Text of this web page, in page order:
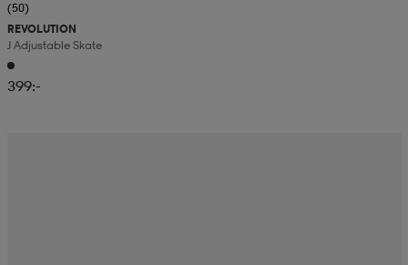
(50)
REVOLUTION
J Adjustable Skate
399:-